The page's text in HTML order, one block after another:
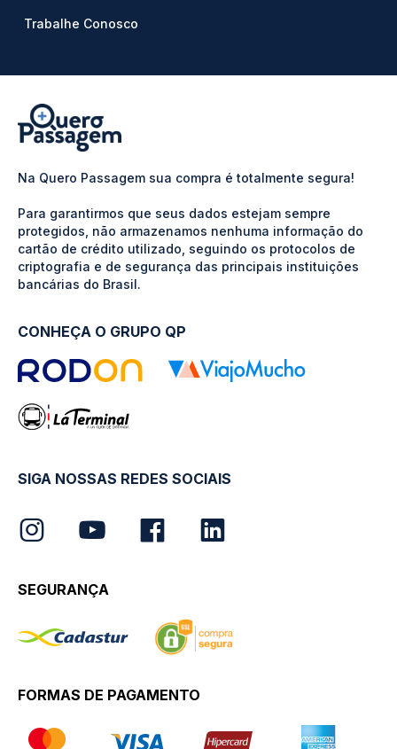
Trabalhe Conosco
Na Quero Passagem sua compra é totalmente segura!
Para garantirmos que seus dados estejam sempre
protegidos, não armazenamos nenhuma informação do
cartão de crédito utilizado, seguindo os protocolos de
criptografia e de segurança das principais instituições
bancárias do Brasil.
CONHEÇA O GRUPO QP
SIGA NOSSAS REDES SOCIAIS
SEGURANÇA
FORMAS DE PAGAMENTO